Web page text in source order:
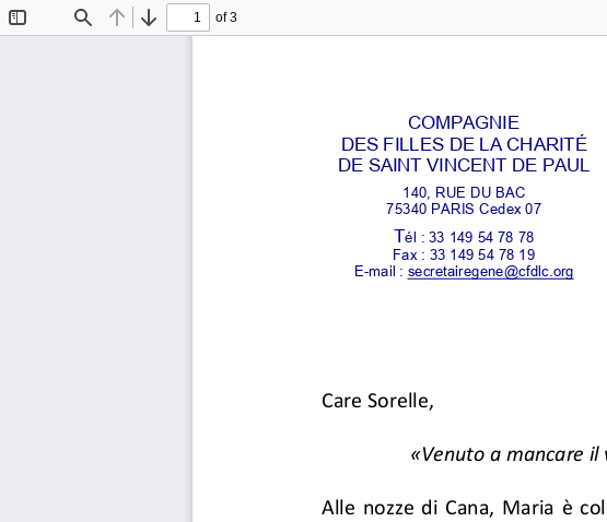
Toggle
Find Previous
Next
of 3
COMPAGNIE
DES FILLES DE LA CHARITÉ
DE SAINT VINCENT DE PAUL
140, RUE DU BAC
75340 PARIS Cedex 07
Tél : 33 149 54 78 78
Fax : 33 149 54 78 19
E-mail : secretairegene@cfdlc.org
Care Sorelle,
«Venuto a mancare il
Alle  nozze  di  Cana,  Maria  è